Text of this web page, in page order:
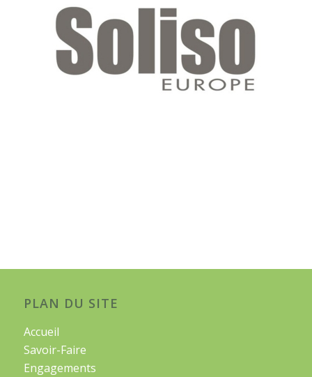
PLAN DU SITE
Accueil
Savoir-Faire
Engagements